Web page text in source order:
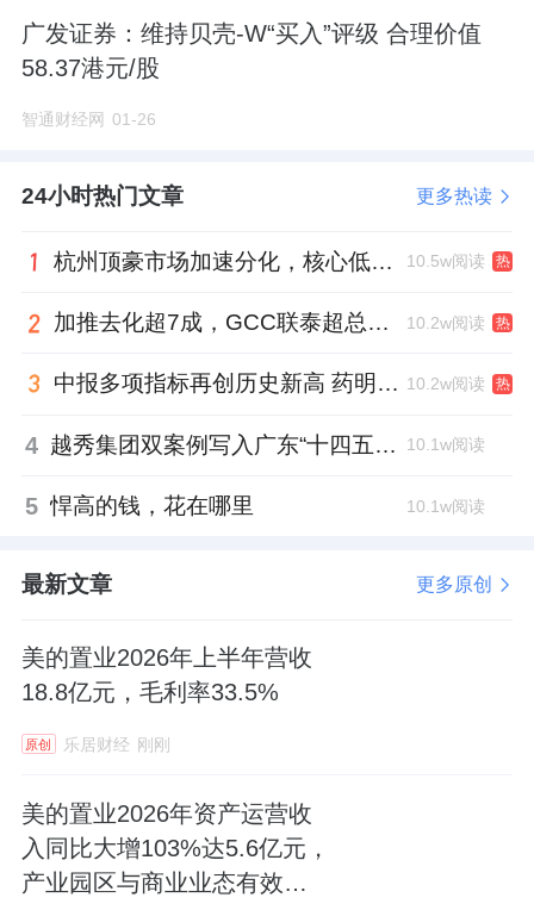
血”，2025年以来，已有15家中小银行资本补
充工具获批发行，拟通过发行二级资本债券
券商研究方面，
指出，当下应关注中
等少数区域外，2024年各省市城商行增速整体
上银行资产增速高于其余银行。资负结构维
度，资产端贷款占比均值较上年提升，城商行
净流入情况依然明显，2024年中小行负债端存
明显高于农商行。资本维度，资本充足率水平
行业资产质量有所承压，且主要集中在农商
提升。拨备覆盖率亦有所承压，中小银行拨备
压，中小银行净息差均值较上年下降。
行业板块相关产品：中证银行
广发证券：维持贝壳-W“买入”评级 合理价值
58.37港元/股
智通财经网 01-26
24小时热门文章 更多热读
杭州顶豪市场加速分化，核心低密资产迎来价值兑现 10.5w阅读 热
加推去化超7成，GCC联泰超总湾再次引爆深圳顶豪市场认购热潮 10.2w阅读 热
中报多项指标再创历史新高 药明康德将高质量发展成果“分发”到位 10.2w阅读 热
4 越秀集团双案例写入广东“十四五”公共文化答卷，复合文化空间助力青年发展型城市建设 10.1w阅读
5 悍高的钱，花在哪里 10.1w阅读
最新文章 更多原创
美的置业2026年上半年营收
18.8亿元，毛利率33.5%
原创 乐居财经 刚刚
美的置业2026年资产运营收
入同比大增103%达5.6亿元，
产业园区与商业业态有效互